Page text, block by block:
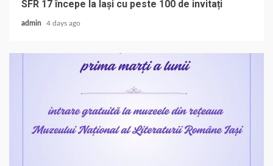
SFR 17 începe la Iași cu peste 100 de invitați
admin 4 days ago